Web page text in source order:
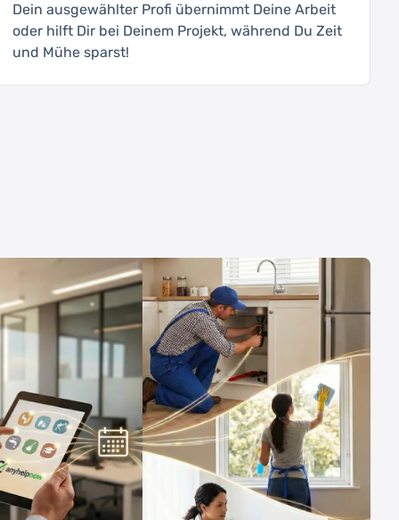
Dein ausgewählter Profi übernimmt Deine Arbeit
oder hilft Dir bei Deinem Projekt, während Du Zeit
und Mühe sparst!